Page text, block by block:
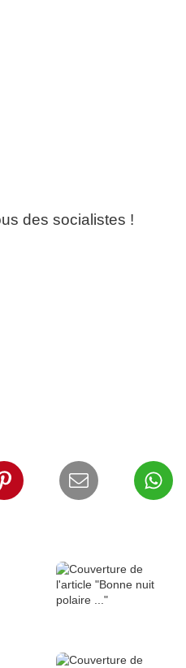
des socialistes !